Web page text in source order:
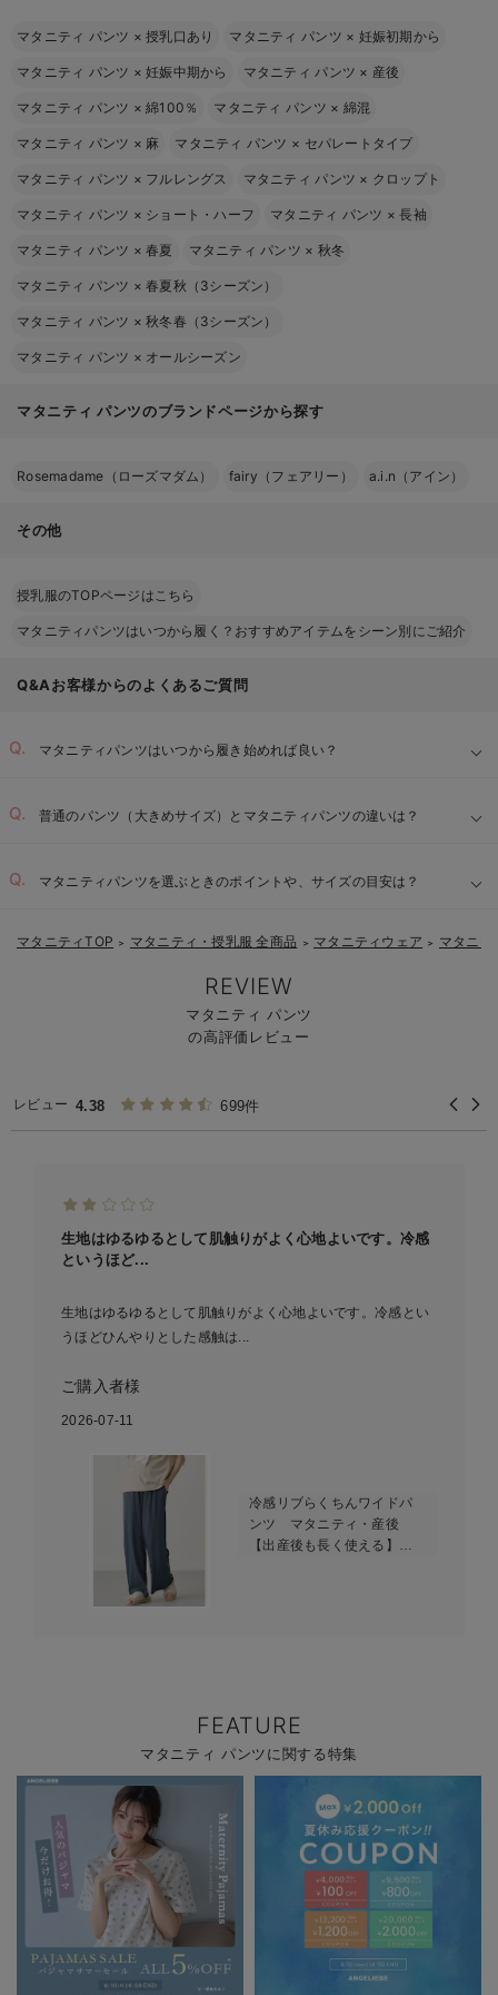
マタニティ パンツ ×授乳口あり マタニティ パンツ × 妊娠初期から
マタニティ パンツ ×妊娠中期から マタニティ パンツ × 産後
マタニティ パンツ ×綿100％ マタニティ パンツ × 綿混
マタニティ パンツ × 麻 マタニティ パンツ × セパレートタイプ
マタニティ パンツ × フルレングス マタニティ パンツ × クロップト
マタニティ パンツ × ショート・ハーフ マタニティ パンツ ×長袖
マタニティ パンツ ×春夏 マタニティ パンツ × 秋冬
マタニティ パンツ ×春夏秋（3シーズン）
マタニティ パンツ ×秋冬春（3シーズン）
マタニティ パンツ × オールシーズン
マタニティ パンツのブランドページから探す
Rosemadame（ローズマダム） fairy（フェアリー） a.i.n（アイン）
その他
授乳服のTOPページはこちら
マタニティパンツはいつから履く？おすすめアイテムをシーン別にご紹介
Q&Aお客様からのよくあるご質問
マタニティパンツはいつから履き始めれば良い？
普通のパンツ（大きめサイズ）とマタニティパンツの違いは？
マタニティパンツを選ぶときのポイントや、サイズの目安は？
マタニティTOP ＞ マタニティ・授乳服 全商品 ＞ マタニティウェア ＞ マタニテ
REVIEW
マタニティ パンツ
の高評価レビュー
レビュー 4.38 699件
生地はゆるゆるとして肌触りがよく心地よいです。冷感
というほど...
生地はゆるゆるとして肌触りがよく心地よいです。冷感とい
うほどひんやりとした感触は...
ご購入者様
2026-07-11
冷感リブらくちんワイドパ
ンツ マタニティ・産後
【出産後も長く使える】
FEATURE
マタニティ パンツに関する特集